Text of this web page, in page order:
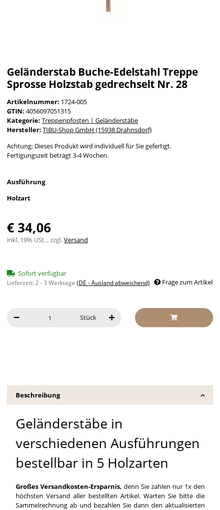
Geländerstab Buche-Edelstahl Treppe
Sprosse Holzstab gedrechselt Nr. 28
Artikelnummer: 1724-005
GTIN: 4056097051315
Kategorie: Treppenpfosten | Geländerstäbe
Hersteller: TIBU-Shop GmbH (15938 Drahnsdorf)
Achtung: Dieses Produkt wird individuell für Sie gefertigt.
Fertigungszeit beträgt 3-4 Wochen.
Ausführung
Holzart
€ 34,06
inkl. 19% USt. , zzgl.Versand
Sofort verfügbar
Lieferzeit:2 - 3 Werktage (DE - Ausland abweichend) Frage zum Artikel
Stück
Beschreibung
Geländerstäbe in
verschiedenen Ausführungen
bestellbar in 5 Holzarten
Großes Versandkosten-Ersparnis, denn Sie zahlen nur 1x den
höchsten Versand aller bestellten Artikel. Warten Sie bitte die
Sammelrechnung ab und bezahlen Sie dann den aktualisierten